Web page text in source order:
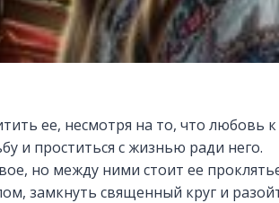
ее, несмотря на то, что любовь к
и проститься с жизнью ради него.
но между ними стоит ее
замкнуть священный круг и